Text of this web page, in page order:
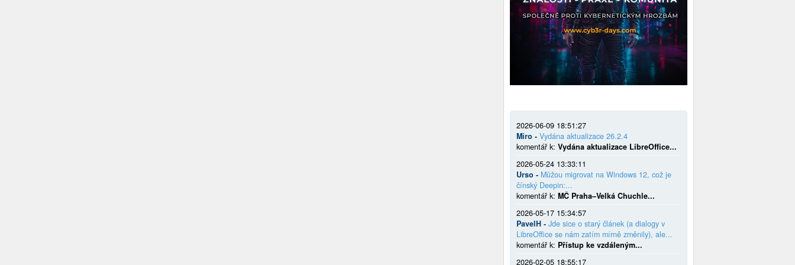
2026-06-09 18:51:27
Miro - Vydána aktualizace 26.2.4
komentář k: Vydána aktualizace LibreOffice...
2026-05-24 13:33:11
Urso - Můžou migrovat na Windows 12, což je
čínský Deepin:...
komentář k: MČ Praha–Velká Chuchle...
2026-05-17 15:34:57
PavelH - Jde sice o starý článek (a dialogy v
LibreOffice se nám zatím mírně změnily), ale...
komentář k: Přístup ke vzdáleným...
2026-02-05 18:55:17